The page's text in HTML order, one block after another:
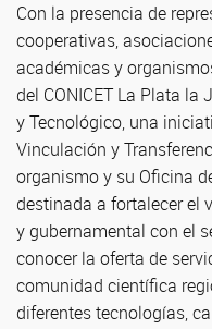
Con la presencia de
cooperativas,
académicas y
del CONICET La Plata
y Tecnológico, una
Vinculación y
organismo y su Oficina
destinada a fortalecer el
y gubernamental con el
conocer la oferta de
comunidad científica
diferentes tecnologías,